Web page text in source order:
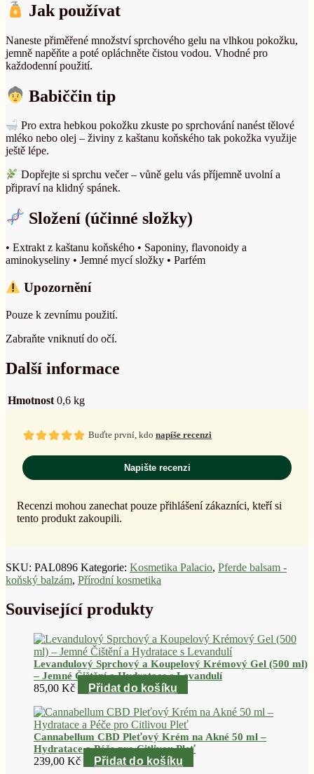
Jak používat
Naneste přiměřené množství sprchového gelu na vlhkou pokožku,
jemně napěňte a poté opláchněte čistou vodou. Vhodné pro
každodenní použití.
Babiččin tip
Pro extra hebkou pokožku zkuste po sprchování nanést tělové
mléko nebo olej – živiny z kaštanu koňského tak pokožka využije
ještě lépe.
Dopřejte si sprchu večer – vůně gelu vás příjemně uvolní a
připraví na klidný spánek.
Složení (účinné složky)
• Extrakt z kaštanu koňského • Saponiny, flavonoidy a
aminokyseliny • Jemné mycí složky • Parfém
Upozornění
Pouze k zevnímu použití.
Zabraňte vniknutí do očí.
Další informace
Hmotnost 0,6 kg
Buďte první, kdo napíše recenzi
Napište recenzi
Recenzi mohou zanechat pouze přihlášení zákazníci, kteří si
tento produkt zakoupili.
SKU: PAL0896 Kategorie: Kosmetika Palacio, Pferde balsam -
koňský balzám, Přírodní kosmetika
Související produkty
Levandulový Sprchový a Koupelový Krémový Gel (500 ml)
– Jemné Čištění a Hydratace s Levandulí
85,00 Kč Přidat do košíku
Cannabellum CBD Pleťový Krém na Akné 50 ml –
Hydratace a Péče pro Citlivou Pleť
239,00 Kč Přidat do košíku